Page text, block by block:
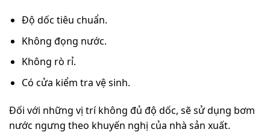
Độ dốc tiêu chuẩn.
Không đọng nước.
Không rò rỉ.
Có cửa kiểm tra vệ sinh.
Đối với những vị trí không đủ độ dốc, sẽ sử dụng bơm
nước ngưng theo khuyến nghị của nhà sản xuất.